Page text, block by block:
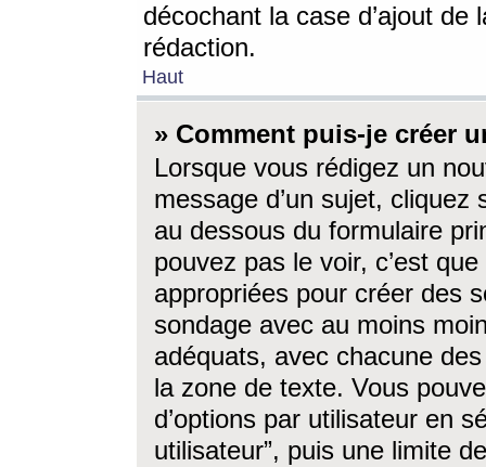
décochant la case d’ajout
rédaction.
Haut
» Comment puis-je créer
Lorsque vous rédigez un
message d’un sujet, cliquez
au dessous du formulaire
pouvez pas le voir, c’est
appropriées pour créer des
sondage avec au moins
adéquats, avec chacune
la zone de texte. Vous
d’options par utilisateur en
utilisateur”, puis une limite